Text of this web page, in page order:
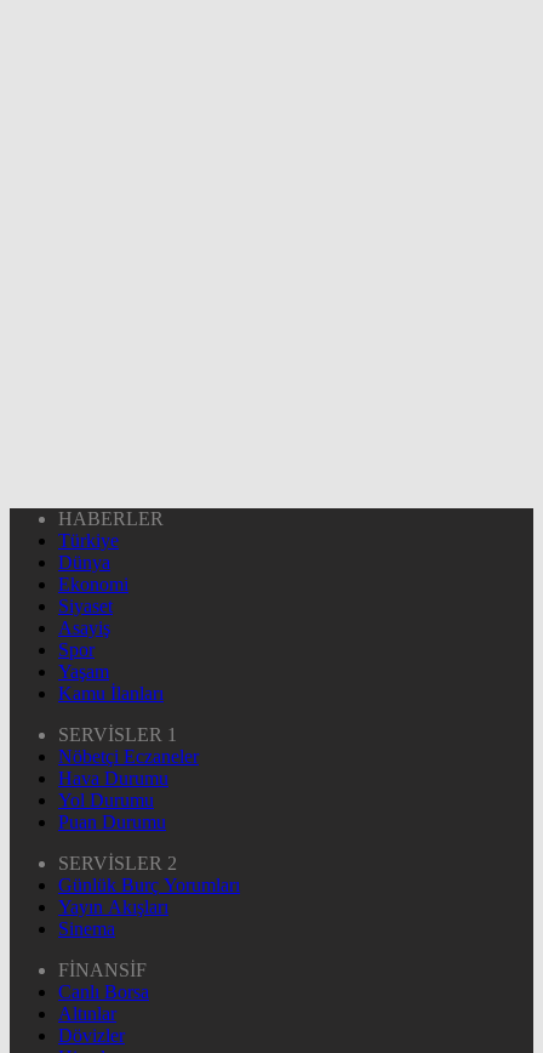
HABERLER
Türkiye
Dünya
Ekonomi
Siyaset
Asayiş
Spor
Yaşam
Kamu İlanları
SERVİSLER 1
Nöbetçi Eczaneler
Hava Durumu
Yol Durumu
Puan Durumu
SERVİSLER 2
Günlük Burç Yorumları
Yayın Akışları
Sinema
FİNANSİF
Canlı Borsa
Altınlar
Dövizler